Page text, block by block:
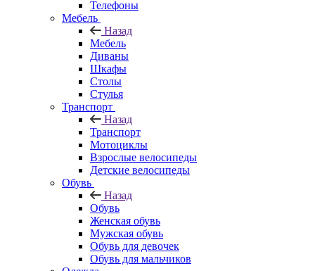
Телефоны
Мебель
Назад
Мебель
Диваны
Шкафы
Столы
Стулья
Транспорт
Назад
Транспорт
Мотоциклы
Взрослые велосипеды
Детские велосипеды
Обувь
Назад
Обувь
Женская обувь
Мужская обувь
Обувь для девочек
Обувь для мальчиков